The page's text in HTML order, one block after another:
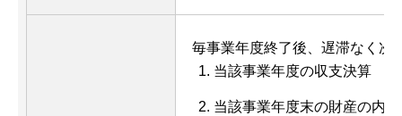
毎事業年度終了後、遅滞なく次
当該事業年度の収支決算
当該事業年度末の財産の内容